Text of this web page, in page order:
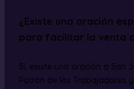
¿Existe una oración
para facilitar la venta
Sí, existe una oración a San
Patrón de los Trabajadores